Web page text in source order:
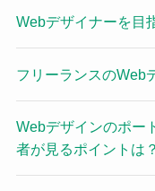
Webデザイナーを目
フリーランスのWeb
Webデザインのポー
者が見るポイントは？